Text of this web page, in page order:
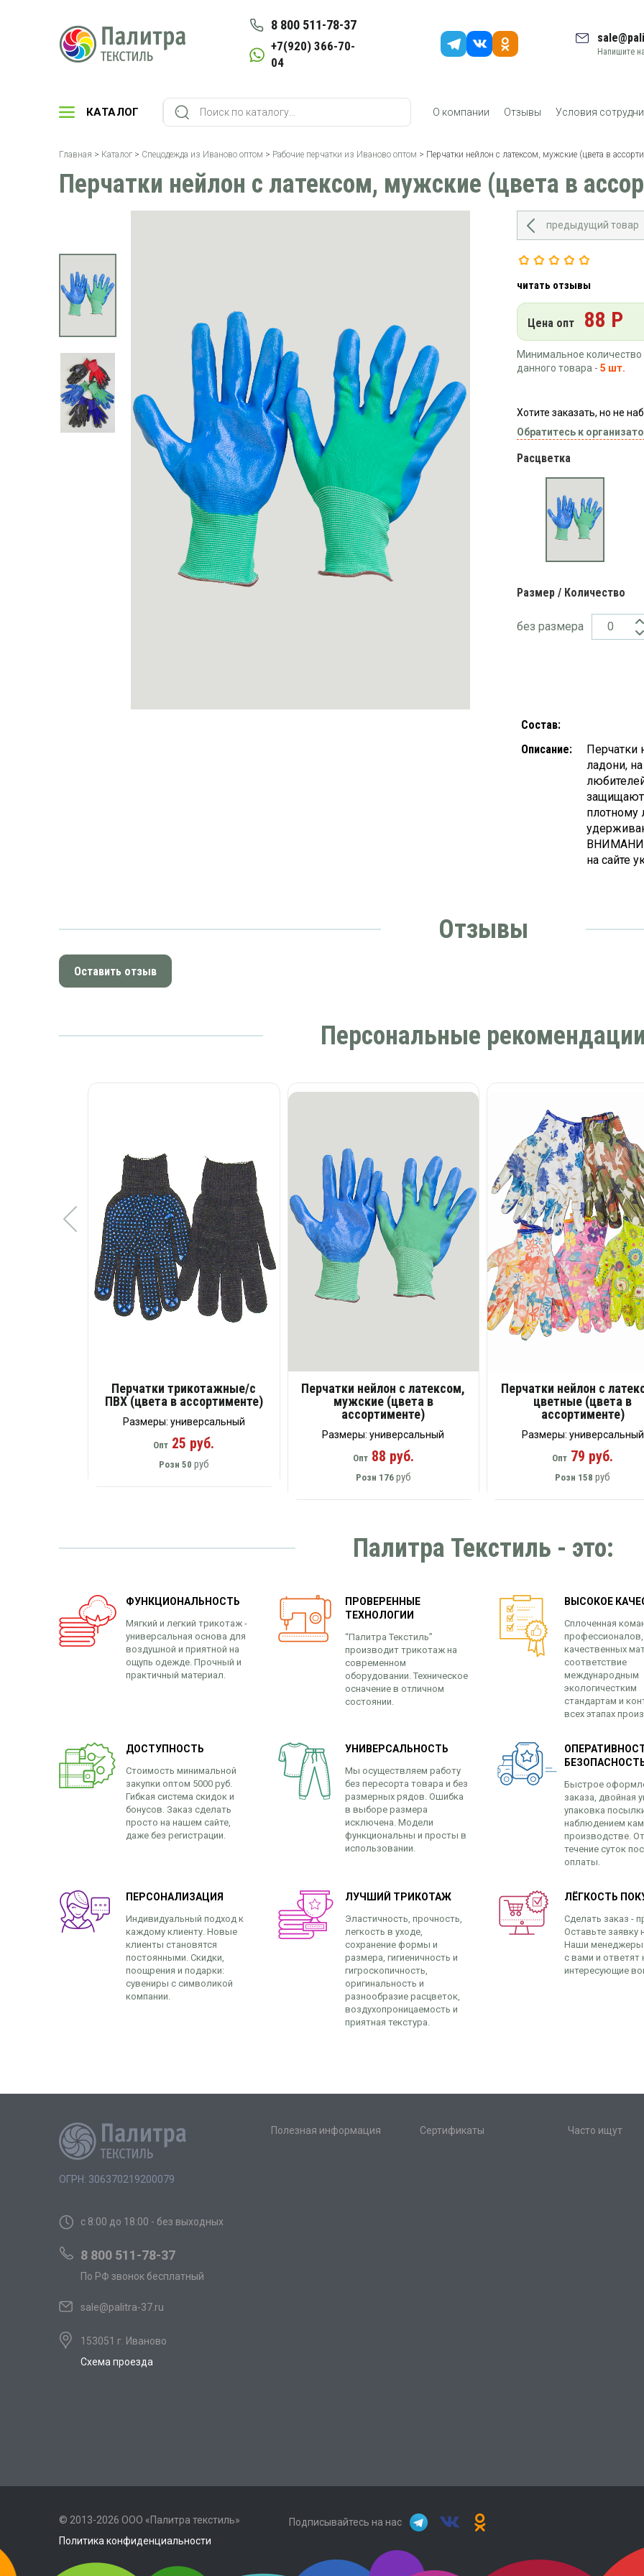
8 800 511-78-37
+7(920) 366-70-
04
Напишите
КАТАЛОГ О компании Отзывы Условия
Главная > Каталог > Спецодежда из Иваново оптом > Рабочие перчатки из Иваново оптом > Перчатки нейлон с латексом, мужские (цвета в
Перчатки нейлон с латексом, мужские (цвета в
предыдущий товар
читать отзывы
Цена опт 88 Р
Минимальное количество
данного товара -5 шт.
Хотите заказать, но не
Обратитесь к
Расцветка
Размер / Количество
без размера
Состав:
Описание:
Перчатки
ладони,
защищают
плотному
на сайте
Отзывы
Оставить отзыв
Персональные рекомендации
Перчатки трикотажные/с
ПВХ (цвета в ассортименте)
Размеры: универсальный
Опт 25 руб.
Розн 50 руб
Перчатки нейлон с латексом,
мужские (цвета в
ассортименте)
Размеры: универсальный
Опт88 руб.
Розн 176руб
Перчатки нейлон с
цветные (цвета в
ассортименте)
Размеры: универсальный
Опт 79 руб.
Розн 158 руб
Палитра Текстиль - это:
ФУНКЦИОНАЛЬНОСТЬ
Мягкий и легкий трикотаж -
универсальная основа для
воздушной и приятной на
ощупь одежде. Прочный и
практичный материал.
ПРОВЕРЕННЫЕ
ТЕХНОЛОГИИ
“Палитра Текстиль”
производит трикотаж на
современном
оборудовании. Техническое
осначение в отличном
состоянии.
ВЫСОКОЕ
Сплоченная
качественных
соответствие
международным
экологичестким
стандартам и
всех этапах
ДОСТУПНОСТЬ
Стоимость минимальной
закупки оптом 5000 руб.
Гибкая система скидок и
бонусов. Заказ сделать
просто на нашем сайте,
даже без регистрации.
УНИВЕРСАЛЬНОСТЬ
Мы осуществляем работу
без пересорта товара и без
размерных рядов. Ошибка
в выборе размера
исключена. Модели
функциональны и просты в
использовании.
Быстрое
заказа, двойная
упаковка
наблюдением
производстве.
течение суток
оплаты.
ПЕРСОНАЛИЗАЦИЯ
Индивидуальный подход к
каждому клиенту. Новые
клиенты становятся
постоянными. Скидки,
поощрения и подарки:
сувениры с символикой
компании.
ЛУЧШИЙ ТРИКОТАЖ
Эластичность, прочность,
легкость в уходе,
сохранение формы и
размера, гигиеничность и
гигроскопичность,
оригинальность и
разнообразие расцветок,
воздухопроницаемость и
приятная текстура.
ЛЁГКОСТЬ
Сделать заказ -
Оставьте заявку
Наши менеджеры
с вами и ответят
интересующие
ОГРН: 306370219200079
с 8:00 до 18:00 - без выходных
8 800 511-78-37
По РФ звонок бесплатный
sale@palitra-37.ru
153051 г. Иваново
Схема проезда
Полезная информация Сертификаты Часто ищут
© 2013-2026 ООО «Палитра текстиль»
Политика конфиденциальности
Подписывайтесь на нас